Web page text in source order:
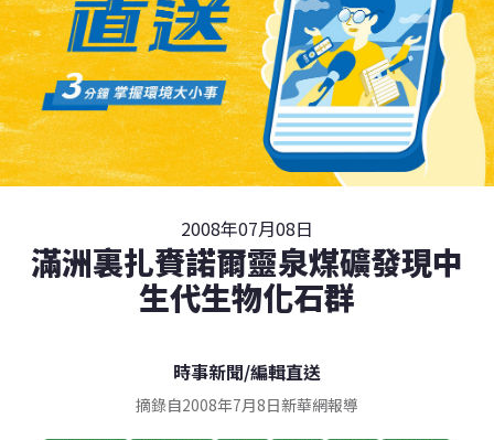
2008年07月08日
滿洲裏扎賚諾爾靈泉煤礦發現中
生代生物化石群
時事新聞/編輯直送
摘錄自2008年7月8日新華網報導